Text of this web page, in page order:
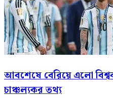
আবশেষে বেরিয়ে এলো
চাঞ্চল্যকর তথ্য